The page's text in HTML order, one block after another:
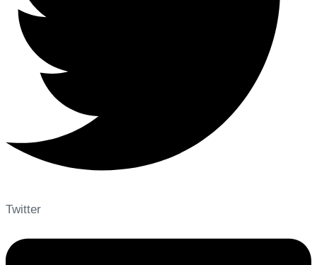
Twitter